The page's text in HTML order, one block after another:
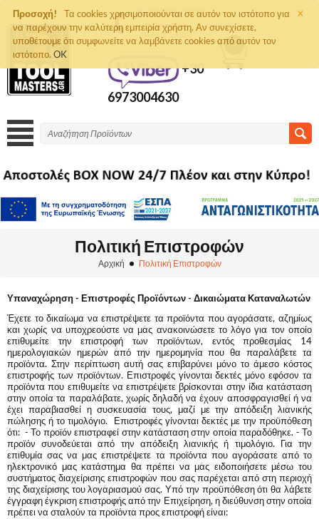
×
Προσοχή!
Τα cookies χρησιμοποιούνται σε αυτόν τον ιστότοπο για
να παρέχουν την καλύτερη εμπειρία χρήστη. Αν συνεχίσετε,
υποθέτουμε ότι συμφωνείτε να λαμβάνετε cookies από αυτόν τον
ιστότοπο. OK
+30 2810261292
ΤΗΛΈΦΩΝΟ
ΠΑΡΑΓΓΕΛΙΏΝ
+30
6973004630
0
Πολιτική Επιστροφών
Αρχική Πολιτική Επιστροφών
Υπαναχώρηση - Επιστροφές Προϊόντων - Δικαιώματα Καταναλωτών
Έχετε το δικαίωμα να επιστρέψετε τα προϊόντα που αγοράσατε, αζημίως
και χωρίς να υποχρεούστε να μας ανακοινώσετε το λόγο για τον οποίο
επιθυμείτε την επιστροφή των προϊόντων, εντός προθεσμίας 14
ημερολογιακών ημερών από την ημερομηνία που θα παραλάβετε τα
προϊόντα. Στην περίπτωση αυτή σας επιβαρύνει μόνο το άμεσο κόστος
επιστροφής των προϊόντων. Επιστροφές γίνονται δεκτές μόνο εφόσον τα
προϊόντα που επιθυμείτε να επιστρέψετε βρίσκονται στην ίδια κατάσταση
στην οποία τα παραλάβατε, χωρίς δηλαδή να έχουν αποσφραγισθεί ή να
έχει παραβιασθεί η συσκευασία τους, μαζί με την απόδειξη λιανικής
πώλησης ή το τιμολόγιο. Επιστροφές γίνονται δεκτές με την προϋπόθεση
ότι: - Το προϊόν επιστραφεί στην κατάσταση στην οποία παραδόθηκε. - Το
προϊόν συνοδεύεται από την απόδειξη λιανικής ή τιμολόγιο. Για την
επιθυμία σας να μας επιστρέψετε τα προϊόντα που αγοράσατε από το
ηλεκτρονικό μας κατάστημα θα πρέπει να μας ειδοποιήσετε μέσω του
συστήματος διαχείρισης επιστροφών που σας παρέχεται από στη περιοχή
της διαχείρισης του λογαριασμού σας. Υπό την προϋπόθεση ότι θα λάβετε
έγγραφη έγκριση επιστροφής από την Επιχείρηση, η διεύθυνση στην οποία
πρέπει να σταλούν τα προϊόντα προς επιστροφή είναι: